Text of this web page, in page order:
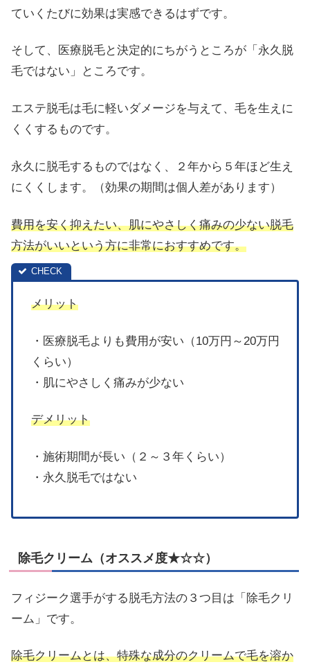
ていくたびに効果は実感できるはずです。
そして、医療脱毛と決定的にちがうところが「永久脱
毛ではない」ところです。
エステ脱毛は毛に軽いダメージを与えて、毛を生えに
くくするものです。
永久に脱毛するものではなく、２年から５年ほど生え
にくくします。（効果の期間は個人差があります）
費用を安く抑えたい、肌にやさしく痛みの少ない脱毛
方法がいいという方に非常におすすめです。
メリット
・医療脱毛よりも費用が安い（10万円～20万円
くらい）
・肌にやさしく痛みが少ない
デメリット
・施術期間が長い（２～３年くらい）
・永久脱毛ではない
除毛クリーム（オススメ度★☆☆）
フィジーク選手がする脱毛方法の３つ目は「除毛クリ
ーム」です。
除毛クリームとは、特殊な成分のクリームで毛を溶か